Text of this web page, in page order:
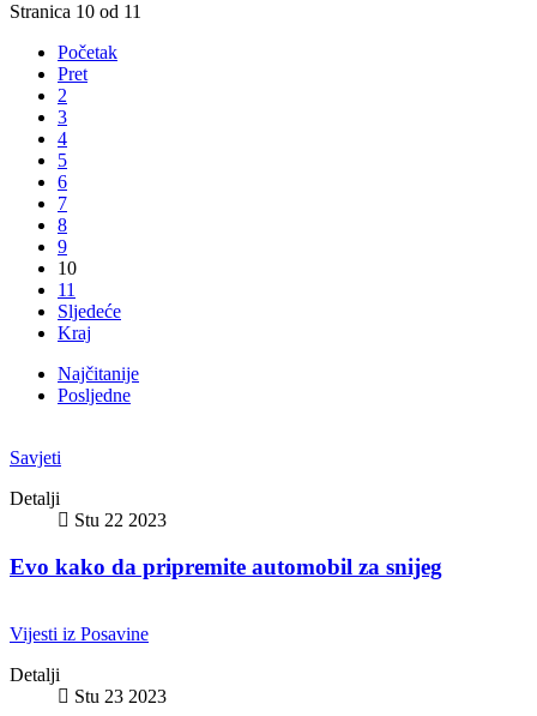
Stranica 10 od 11
Početak
Pret
2
3
4
5
6
7
8
9
10
11
Sljedeće
Kraj
Najčitanije
Posljedne
Savjeti
Detalji
Stu 22 2023
Evo kako da pripremite automobil za snijeg
Vijesti iz Posavine
Detalji
Stu 23 2023